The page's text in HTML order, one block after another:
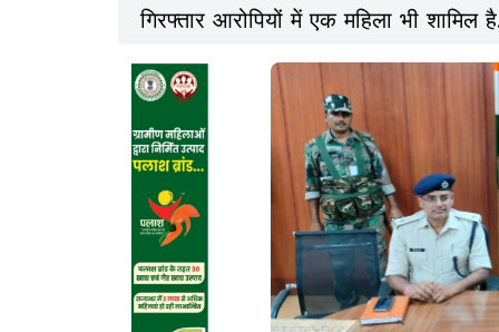
गिरफ्तार आरोपियों में एक महिला भी शामिल